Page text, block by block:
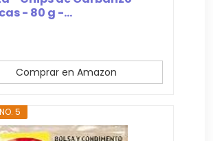
- 80 g -...
Comprar en Amazon
5